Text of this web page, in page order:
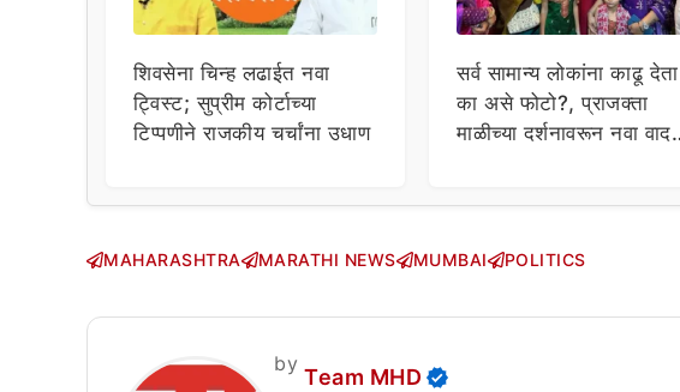
शिवसेना चिन्ह लढाईत नवा
ट्विस्ट; सुप्रीम कोर्टाच्या
टिप्पणीने राजकीय चर्चांना उधाण
सर्व सामान्य लोकांना काढू देता
का असे फोटो?, प्राजक्ता
माळीच्या दर्शनावरून नवा वाद;
MAHARASHTRA MARATHI NEWS MUMBAI POLITICS
by
Team MHD